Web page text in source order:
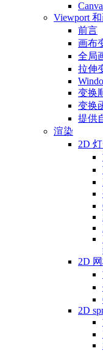
Viewport
前言
画布
全局
拉伸
变换
变换
提供
渲染
2D
2D
2D